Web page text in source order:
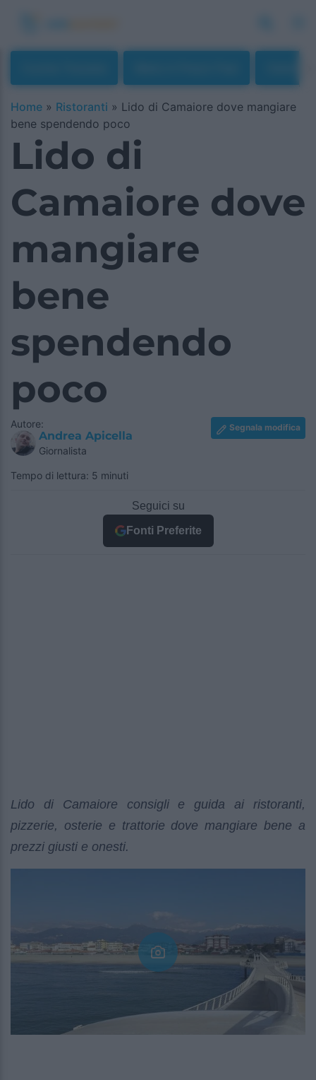
Home » Ristoranti » Lido di Camaiore dove mangiare
bene spendendo poco
Lido di
Camaiore dove
mangiare
bene
spendendo
poco
Autore:
Andrea Apicella
Giornalista
Segnala modifica
Tempo di lettura: 5 minuti
Seguici su
Fonti Preferite
Lido di Camaiore consigli e guida ai ristoranti,
pizzerie, osterie e trattorie dove mangiare bene a
prezzi giusti e onesti.